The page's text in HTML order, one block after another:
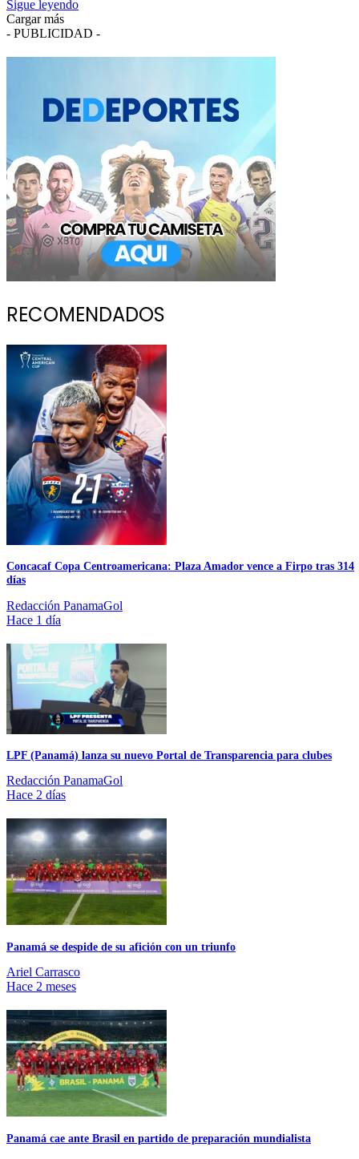
Sigue leyendo
Cargar más
- PUBLICIDAD -
RECOMENDADOS
Concacaf Copa Centroamericana: Plaza Amador vence a Firpo tras 314
días
Redacción PanamaGol
Hace 1 día
LPF (Panamá) lanza su nuevo Portal de Transparencia para clubes
Redacción PanamaGol
Hace 2 días
Panamá se despide de su afición con un triunfo
Ariel Carrasco
Hace 2 meses
Panamá cae ante Brasil en partido de preparación mundialista